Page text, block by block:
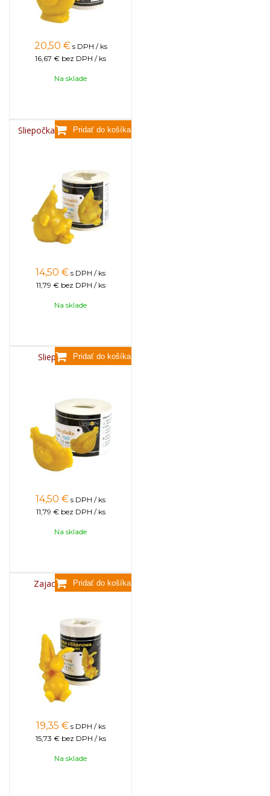
20,50 € s DPH / ks
16,67 € bez DPH / ks
Na sklade
Sliepočka modelka sediaca
14,50 € s DPH / ks
11,79 € bez DPH / ks
Na sklade
Sliepočka plochá
14,50 € s DPH / ks
11,79 € bez DPH / ks
Na sklade
Zajac s levanduľou
19,35 € s DPH / ks
15,73 € bez DPH / ks
Na sklade